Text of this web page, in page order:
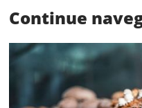
Continue
Status